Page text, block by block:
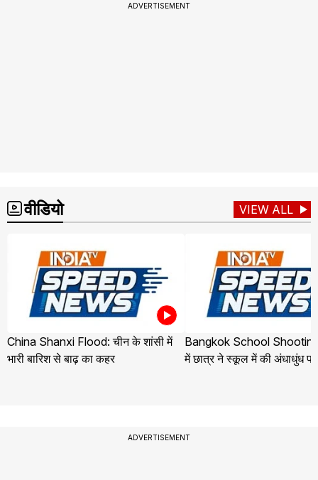
ADVERTISEMENT
वीडियो VIEW ALL
China Shanxi Flood: चीन के शांसी में
भारी बारिश से बाढ़ का कहर
Bangkok School
में छात्र ने स्कूल में की अंधाधुंध
ADVERTISEMENT